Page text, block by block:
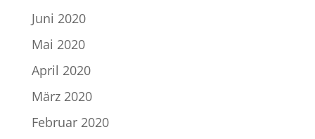
Juni 2020
Mai 2020
April 2020
März 2020
Februar 2020